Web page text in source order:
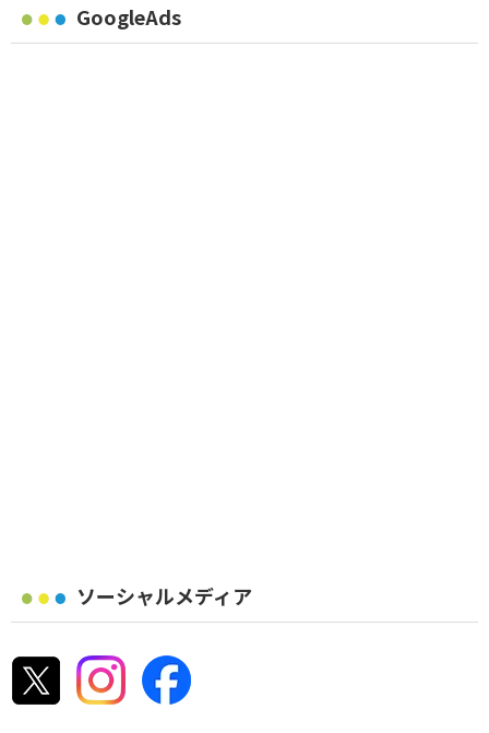
GoogleAds
ソーシャルメディア